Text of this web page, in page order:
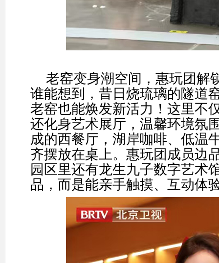
老窑变身潮空间，惠玩团解
谁能想到，昔日烧琉璃的隧道
老窑也能焕发新活力！这里不
还化身艺术展厅，温馨环境氛
成的西餐厅，湖岸咖啡、低温
齐摆放在桌上。惠玩团成员边
园区里还有龙生九子数字艺术
品，而是能亲手触摸、互动体